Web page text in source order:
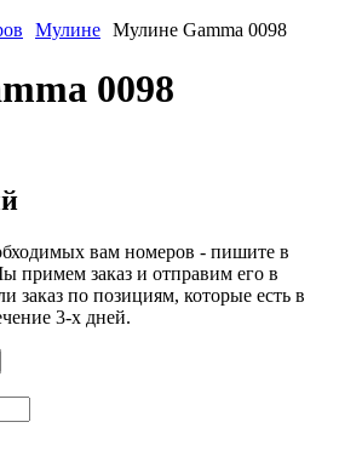
Мулине Мулине Gamma 0098
0098
вам номеров - пишите в
примем заказ и отправим его в
заказ по позициям, которые есть в
3-х дней.